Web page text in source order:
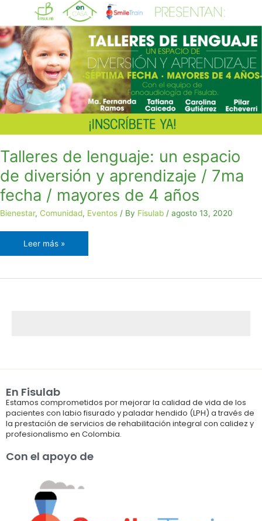
Talleres de lenguaje: un espacio
de diversión y aprendizaje / 7ma
fecha / mayores de 4 años
Bienestar, Comunidad, Eventos / By Fisulab / agosto 13, 2020
Talleres
lenguaje:
un
espacio
de
diversión
y
aprendizaje
mayores
de
4
años
Leer más »
En Fisulab
Estamos comprometidos por mejorar la calidad de vida de los
pacientes con labio fisurado y paladar hendido (LPH) a través de
la prestación de servicios de rehabilitación integral con calidez y
profesionalismo en Colombia.
Con el apoyo de